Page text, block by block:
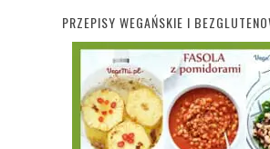
PRZEPISY WEGAŃSKIE I